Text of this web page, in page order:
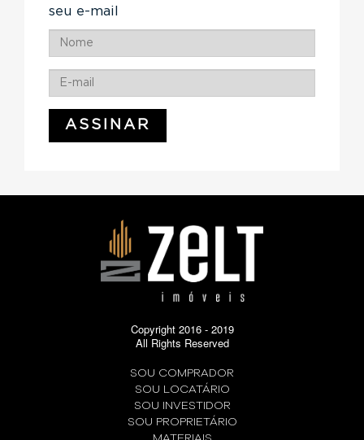
seu e-mail
Copyright 2016 - 2019
All Rights Reserved
SOU COMPRADOR
SOU LOCATÁRIO
SOU INVESTIDOR
SOU PROPRIETÁRIO